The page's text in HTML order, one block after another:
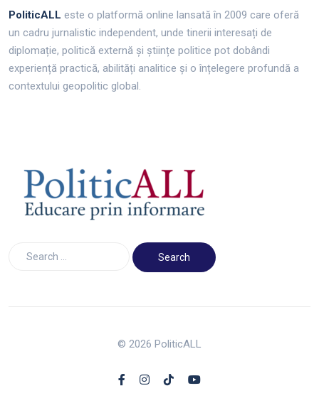
PoliticALL este o platformă online lansată în 2009 care oferă
un cadru jurnalistic independent, unde tinerii interesați de
diplomație, politică externă și științe politice pot dobândi
experiență practică, abilități analitice și o înțelegere profundă a
contextului geopolitic global.
© 2026 PoliticALL